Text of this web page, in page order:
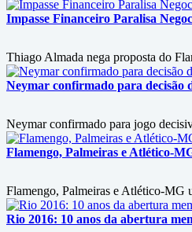
Impasse Financeiro Paralisa
Thiago Almada nega proposta do
Neymar confirmado para decisão
Neymar confirmado para jogo
Flamengo, Palmeiras e Atlético-
Flamengo, Palmeiras e Atlético-MG
Rio 2016: 10 anos da abertura